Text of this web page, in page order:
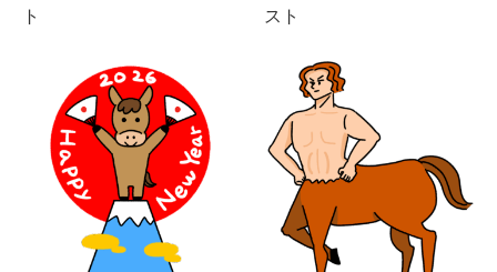
ト
スト